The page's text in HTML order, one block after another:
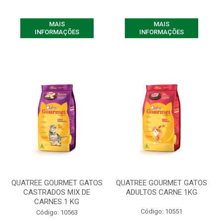
MAIS
INFORMAÇÕES
MAIS
INFORMAÇÕES
QUATREE GOURMET GATOS
CASTRADOS MIX DE
CARNES 1 KG
Código: 10563
QUATREE GOURMET GATOS
ADULTOS CARNE 1KG
Código: 10551